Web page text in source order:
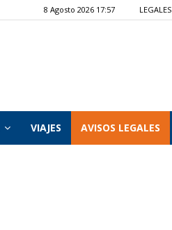
8 Agosto 2026 17:57 LEGALES
VIAJES AVISOS LEGALES